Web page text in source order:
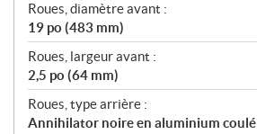
Roues, diamètre avant :
19 po (483 mm)
Roues, largeur avant :
2,5 po (64 mm)
Roues, type arrière :
Annihilator noire en aluminium coulé